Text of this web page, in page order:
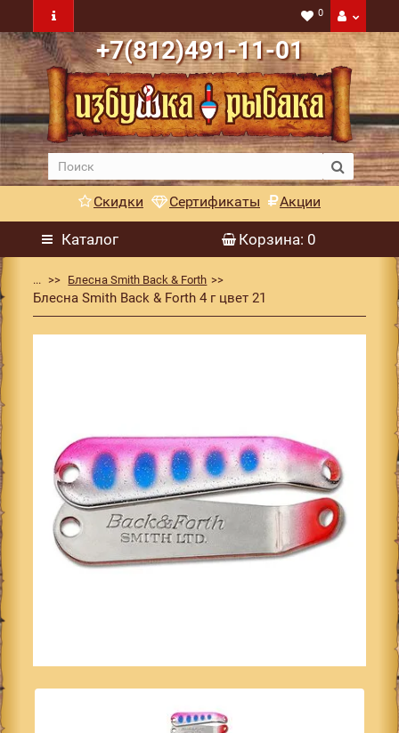
0
+7(812)491-11-01
Скидки Сертификаты Акции
Каталог Корзина: 0
... Блесна Smith Back & Forth
Блесна Smith Back & Forth 4 г цвет 21